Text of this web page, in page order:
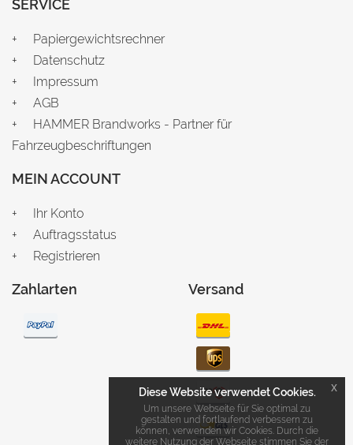
SERVICE
Papiergewichtsrechner
Datenschutz
Impressum
AGB
HAMMER Brandworks - Partner für
Fahrzeugbeschriftungen
MEIN ACCOUNT
Ihr Konto
Auftragsstatus
Registrieren
Zahlarten Versand
Diese Website verwendet Cookies.
Um unsere Webseite für Sie optimal zu
gestalten und fortlaufend verbessern zu
können, verwenden wir Cookies. Durch die
weitere Nutzung der Webseite stimmen Sie der
x